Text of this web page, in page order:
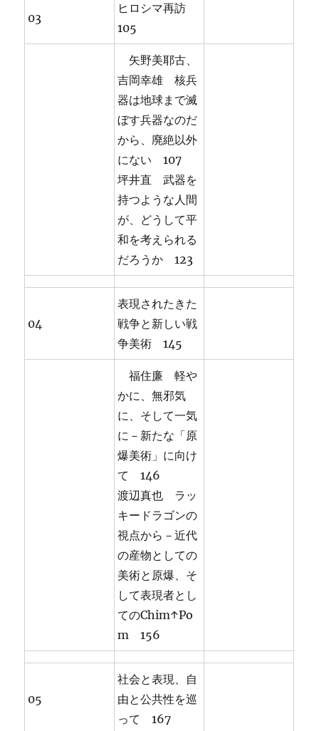
03
ヒロシマ再訪
105
矢野美耶古、
吉岡幸雄 核兵
器は地球まで滅
ぼす兵器なのだ
から、廃絶以外
にない 107
坪井直 武器を
持つような人間
が、どうして平
和を考えられる
だろうか 123
04
表現されたきた
戦争と新しい戦
争美術 145
福住廉 軽や
かに、無邪気
に、そして一気
に－新たな「原
爆美術」に向け
て 146
渡辺真也 ラッ
キードラゴンの
視点から－近代
の産物としての
美術と原爆、そ
して表現者とし
てのChim↑Po
m 156
05
社会と表現、自
由と公共性を巡
って 167